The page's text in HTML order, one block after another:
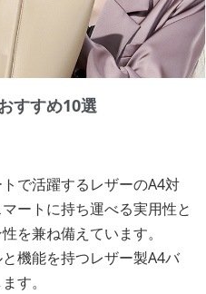
すすめ10選
で活躍するレザーのA4対
ートに持ち運べる実用性と
を兼ね備えています。
機能を持つレザー製A4バ
す。